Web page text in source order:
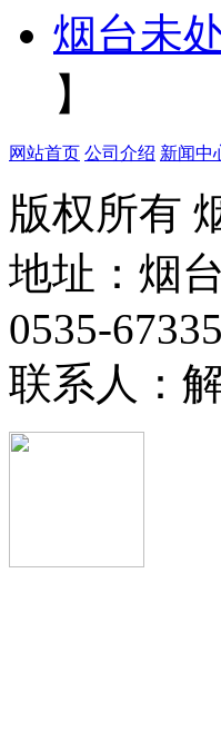
烟台未
】
网站首页 公司介绍 新闻中
版权所有
地址：烟
0535-
联系人